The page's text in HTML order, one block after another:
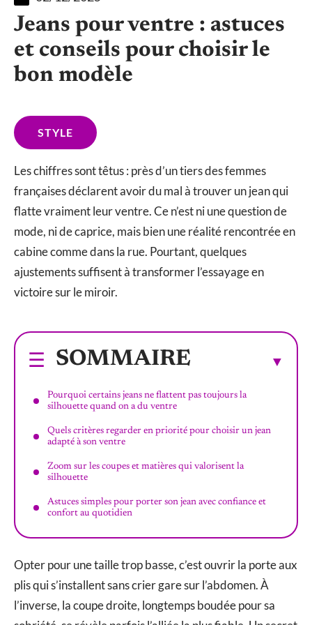
Jeans pour ventre : astuces
et conseils pour choisir le
bon modèle
STYLE
Les chiffres sont têtus : près d’un tiers des femmes
françaises déclarent avoir du mal à trouver un jean qui
flatte vraiment leur ventre. Ce n’est ni une question de
mode, ni de caprice, mais bien une réalité rencontrée en
cabine comme dans la rue. Pourtant, quelques
ajustements suffisent à transformer l’essayage en
victoire sur le miroir.
SOMMAIRE
Pourquoi certains jeans ne flattent pas toujours la
silhouette quand on a du ventre
Quels critères regarder en priorité pour choisir un jean
adapté à son ventre
Zoom sur les coupes et matières qui valorisent la
silhouette
Astuces simples pour porter son jean avec confiance et
confort au quotidien
Opter pour une taille trop basse, c’est ouvrir la porte aux
plis qui s’installent sans crier gare sur l’abdomen. À
l’inverse, la coupe droite, longtemps boudée pour sa